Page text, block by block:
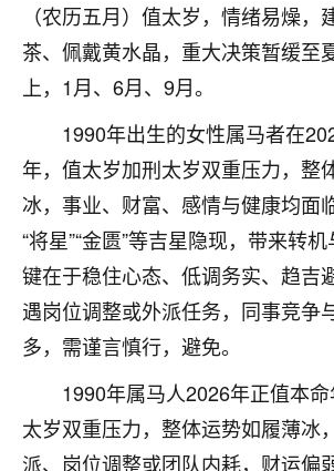
（农历五月）值太岁，情绪易燥，
茶、佩戴黄水晶，重大决策暂缓至
上，1月、6月、9月。
1990年出生的女性属马者在
年，值太岁加刑太岁双重压力，整
冰，事业、财富、感情与健康均面
“将星”“金匮”等吉星隐现，带来转
键在于稳住心态、低调务实、趋吉
遇岗位调整或外派任务，同事竞争
多，需谨言慎行，避免。
1990年属马人2026年正值本
太岁双重压力，整体运势如履薄冰
派、岗位调整或团队内耗，财运偏
鹿森：你可以找老师看看，
啊！
太阳当空赵：我也做餐饮的，
是我从找店开始都是找慧来老
址、风水、还有开业日子，哪
大环境不好，但是我家生意还
刚找老师做了补财库，希望财
2小时前 来自海南
梦醒时分
我女儿高二叛逆，大半年不上学，
的，把我们两口子愁的不行，朋友
做完，我女儿跟变了个人一样，不
大学，只要能安安稳稳的把书读了
康康的我就很知足了！